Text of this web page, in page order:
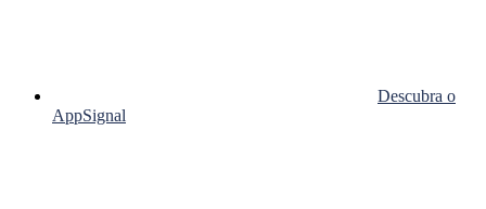
Descubra o
AppSignal